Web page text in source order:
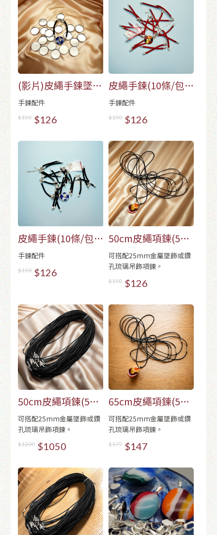
(影片)皮繩手鍊墜台
(20個/包)-銀色
手鍊配件
$150 $126
皮繩手鍊(10條/包)-
紅色
手鍊配件
$150 $126
皮繩手鍊(10條/包)-
黑色
手鍊配件
$150 $126
50cm皮繩項鍊(5條/
包)
可搭配25mm金屬墜飾或鑽
孔琉璃吊飾項鍊。
$150 $126
50cm皮繩項鍊(50
條/包)
可搭配25mm金屬墜飾或鑽
孔琉璃吊飾項鍊。
$1200 $1050
65cm皮繩項鍊(5條/
包)
可搭配25mm金屬墜飾或鑽
孔琉璃吊飾項鍊。
$179 $147